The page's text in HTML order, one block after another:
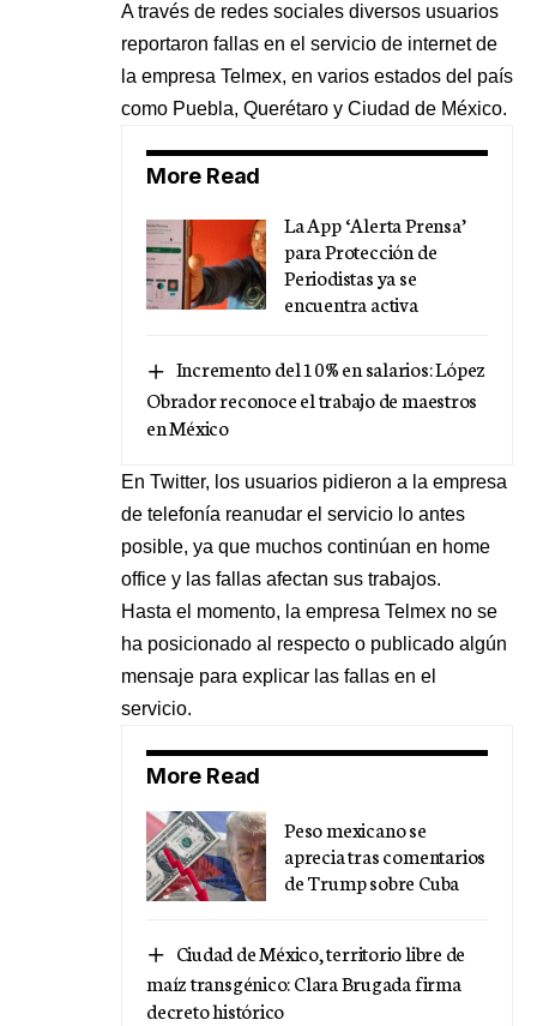
A través de redes sociales diversos usuarios
reportaron fallas en el servicio de internet de
la empresa Telmex, en varios estados del país
como Puebla, Querétaro y Ciudad de México.
More Read
La App ‘Alerta Prensa’
para Protección de
Periodistas ya se
encuentra activa
Incremento del 10% en salarios: López
Obrador reconoce el trabajo de maestros
en México
En Twitter, los usuarios pidieron a la empresa
de telefonía reanudar el servicio lo antes
posible, ya que muchos continúan en home
office y las fallas afectan sus trabajos.
Hasta el momento, la empresa Telmex no se
ha posicionado al respecto o publicado algún
mensaje para explicar las fallas en el
servicio.
More Read
Peso mexicano se
aprecia tras comentarios
de Trump sobre Cuba
Ciudad de México, territorio libre de
maíz transgénico: Clara Brugada firma
decreto histórico